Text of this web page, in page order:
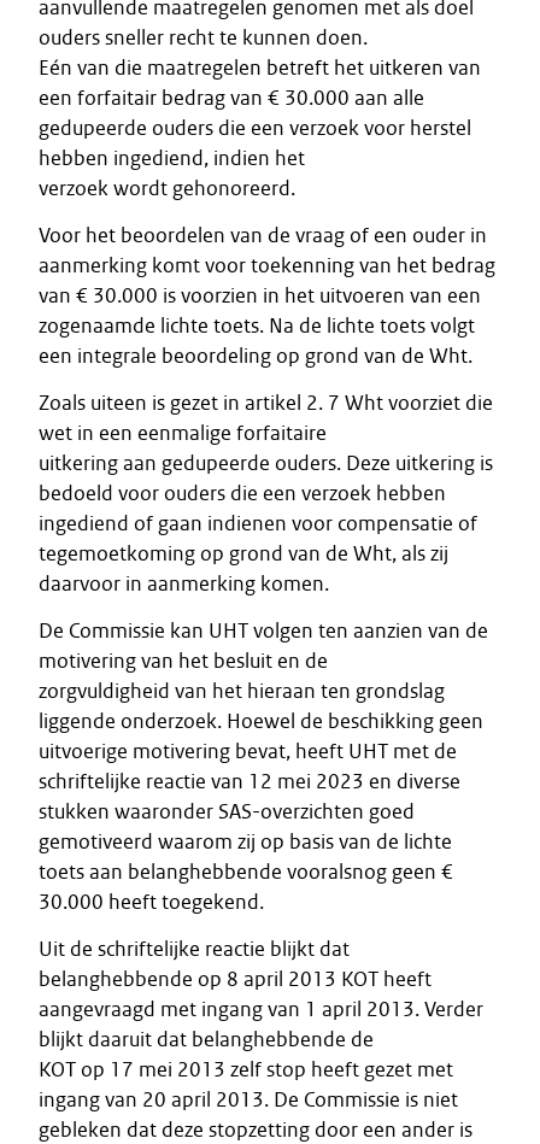
aanvullende maatregelen genomen met als doel
ouders sneller recht te kunnen doen.
Eén van die maatregelen betreft het uitkeren van
een forfaitair bedrag van € 30.000 aan alle
gedupeerde ouders die een verzoek voor herstel
hebben ingediend, indien het
verzoek wordt gehonoreerd.
Voor het beoordelen van de vraag of een ouder in
aanmerking komt voor toekenning van het bedrag
van € 30.000 is voorzien in het uitvoeren van een
zogenaamde lichte toets. Na de lichte toets volgt
een integrale beoordeling op grond van de Wht.
Zoals uiteen is gezet in artikel 2. 7 Wht voorziet die
wet in een eenmalige forfaitaire
uitkering aan gedupeerde ouders. Deze uitkering is
bedoeld voor ouders die een verzoek hebben
ingediend of gaan indienen voor compensatie of
tegemoetkoming op grond van de Wht, als zij
daarvoor in aanmerking komen.
De Commissie kan UHT volgen ten aanzien van de
motivering van het besluit en de
zorgvuldigheid van het hieraan ten grondslag
liggende onderzoek. Hoewel de beschikking geen
uitvoerige motivering bevat, heeft UHT met de
schriftelijke reactie van 12 mei 2023 en diverse
stukken waaronder SAS-overzichten goed
gemotiveerd waarom zij op basis van de lichte
toets aan belanghebbende vooralsnog geen €
30.000 heeft toegekend.
Uit de schriftelijke reactie blijkt dat
belanghebbende op 8 april 2013 KOT heeft
aangevraagd met ingang van 1 april 2013. Verder
blijkt daaruit dat belanghebbende de
KOT op 17 mei 2013 zelf stop heeft gezet met
ingang van 20 april 2013. De Commissie is niet
gebleken dat deze stopzetting door een ander is